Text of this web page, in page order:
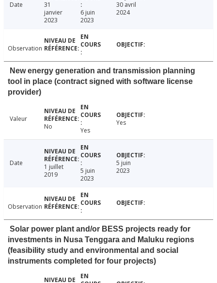
Date
31
janvier
2023
6 juin
2023
30 avril
2024
Observation
New energy generation and transmission planning
tool in place (contract signed with software license
provider)
Valeur
No
Yes
Yes
Date
1 juillet
2019
5 juin
2023
5 juin
2023
Observation
Solar power plant and/or BESS projects ready for
investments in Nusa Tenggara and Maluku regions
(feasibility study and environmental and social
instruments completed for four projects)